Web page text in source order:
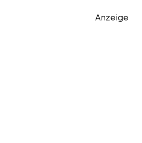
Anzeige